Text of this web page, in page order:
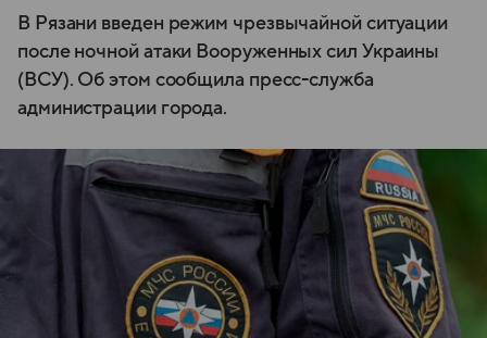
В Рязани введен режим чрезвычайной ситуации
после ночной атаки Вооруженных сил Украины
(ВСУ). Об этом сообщила пресс-служба
администрации города.